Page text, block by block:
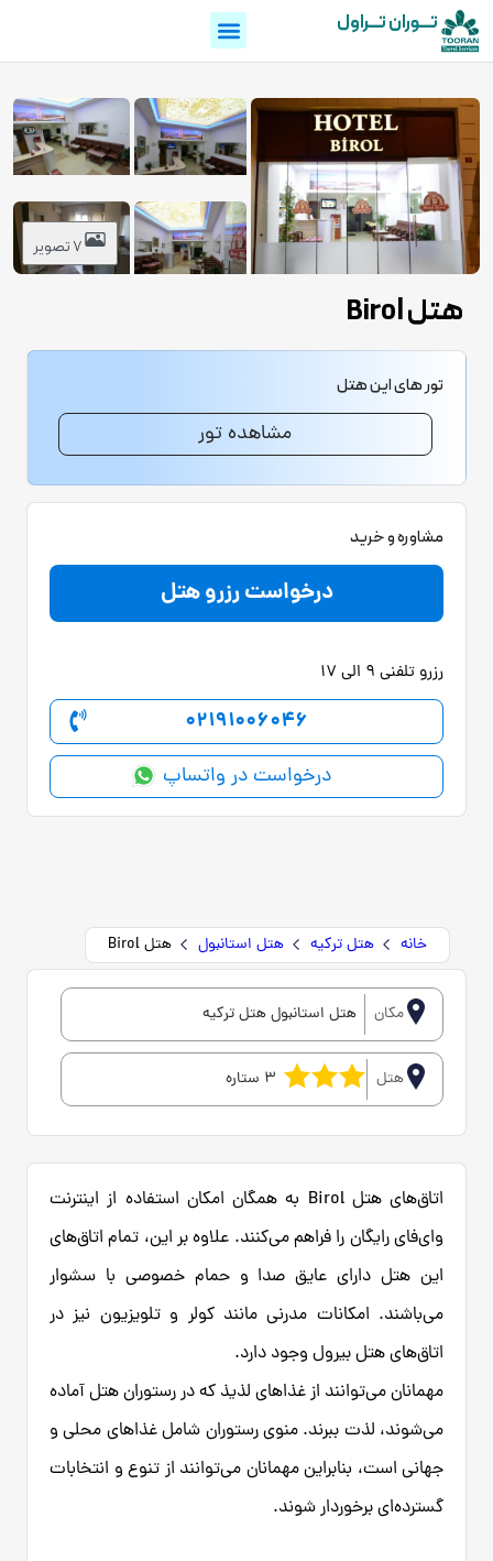
تـــوران تـــراول
7 تصویر
هتل Birol
خانه هتل ترکیه هتل استانبول هتل Birol
مکان هتل استانبول هتل ترکیه
هتل 3 ستاره
اتاق‌های هتل Birol به همگان امکان استفاده از اینترنت
وای‌فای رایگان را فراهم می‌کنند. علاوه بر این، تمام اتاق‌های
این هتل دارای عایق صدا و حمام خصوصی با سشوار
می‌باشند. امکانات مدرنی مانند کولر و تلویزیون نیز در
اتاق‌های هتل بیرول وجود دارد.
مهمانان می‌توانند از غذاهای لذیذ که در رستوران هتل آماده
می‌شوند، لذت ببرند. منوی رستوران شامل غذاهای محلی و
جهانی است، بنابراین مهمانان می‌توانند از تنوع و انتخابات
گسترده‌ای برخوردار شوند.
تور های این هتل
مشاهده تور
مشاوره و خرید
درخواست رزرو هتل
رزرو تلفنی 9 الی 17
02191006046
درخواست در واتساپ